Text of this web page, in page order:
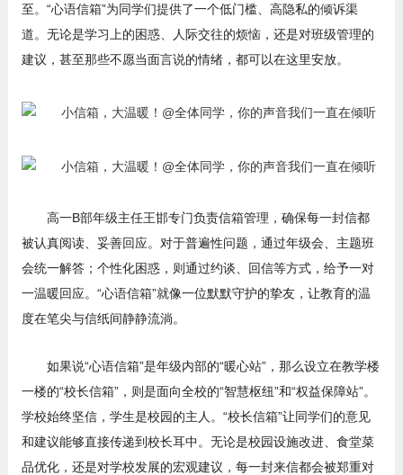
至。“心语信箱”为同学们提供了一个低门槛、高隐私的倾诉渠
道。无论是学习上的困惑、人际交往的烦恼，还是对班级管理的
建议，甚至那些不愿当面言说的情绪，都可以在这里安放。
高一B部年级主任王邯专门负责信箱管理，确保每一封信都
被认真阅读、妥善回应。对于普遍性问题，通过年级会、主题班
会统一解答；个性化困惑，则通过约谈、回信等方式，给予一对
一温暖回应。“心语信箱”就像一位默默守护的挚友，让教育的温
度在笔尖与信纸间静静流淌。
如果说“心语信箱”是年级内部的“暖心站”，那么设立在教学楼
一楼的“校长信箱”，则是面向全校的“智慧枢纽”和“权益保障站”。
学校始终坚信，学生是校园的主人。“校长信箱”让同学们的意见
和建议能够直接传递到校长耳中。无论是校园设施改进、食堂菜
品优化，还是对学校发展的宏观建议，每一封来信都会被郑重对